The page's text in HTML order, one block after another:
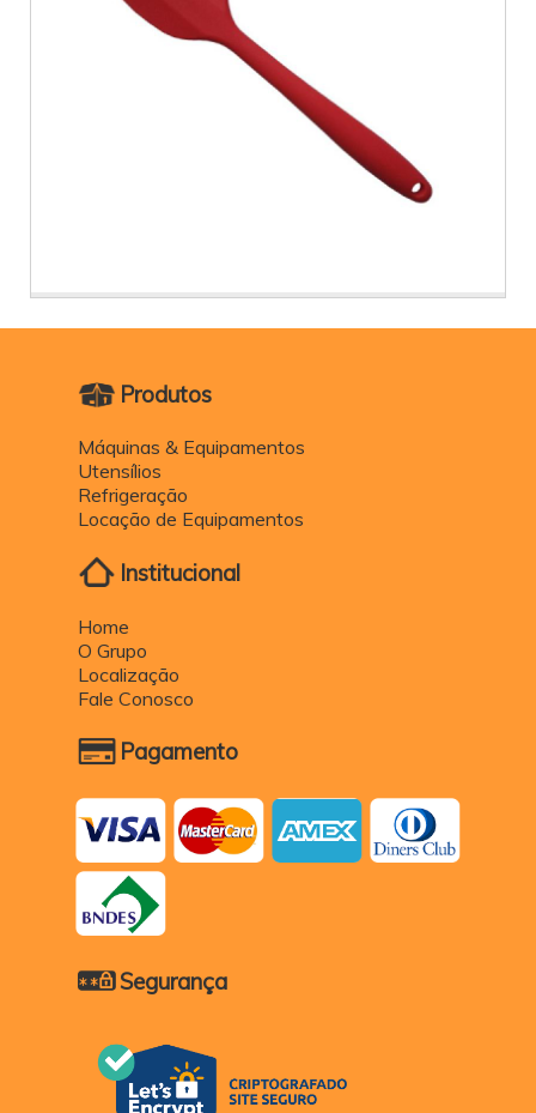
Produtos
Máquinas & Equipamentos
Utensílios
Refrigeração
Locação de Equipamentos
Institucional
Home
O Grupo
Localização
Fale Conosco
Pagamento
Segurança